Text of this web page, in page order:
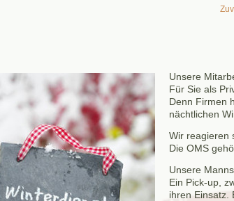
Unsere
Für Sie als
Denn Firmen
nächtlichen
Wir reagieren
Die OMS
Unsere
Ein Pick-up,
ihren Einsatz.